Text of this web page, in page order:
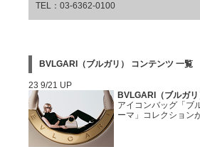
TEL：03-6362-0100
BVLGARI（ブルガリ） コンテンツ 一覧
23 9/21 UP
BVLGARI（ブルガリ
アイコンバッグ「ブ
ーマ」コレクション